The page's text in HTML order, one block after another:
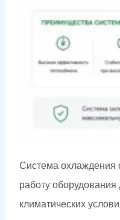
Система охлаждения
работу
климатических